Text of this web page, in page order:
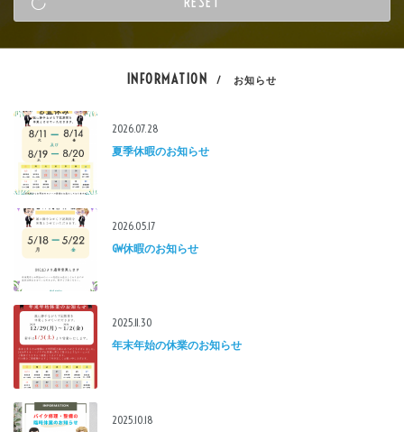
INFORMATION / お知らせ
2026.07.28
夏季休暇のお知らせ
2026.05.17
GW休暇のお知らせ
2025.11.30
年末年始の休業のお知らせ
2025.10.18